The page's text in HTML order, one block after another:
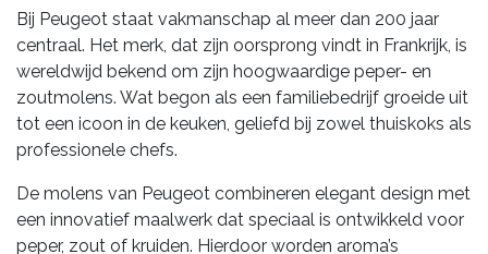
Bij Peugeot staat vakmanschap al meer dan 200 jaar
centraal. Het merk, dat zijn oorsprong vindt in Frankrijk, is
wereldwijd bekend om zijn hoogwaardige peper- en
zoutmolens. Wat begon als een familiebedrijf groeide uit
tot een icoon in de keuken, geliefd bij zowel thuiskoks als
professionele chefs.
De molens van Peugeot combineren elegant design met
een innovatief maalwerk dat speciaal is ontwikkeld voor
peper, zout of kruiden. Hierdoor worden aroma’s